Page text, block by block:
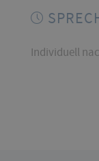
Individuell